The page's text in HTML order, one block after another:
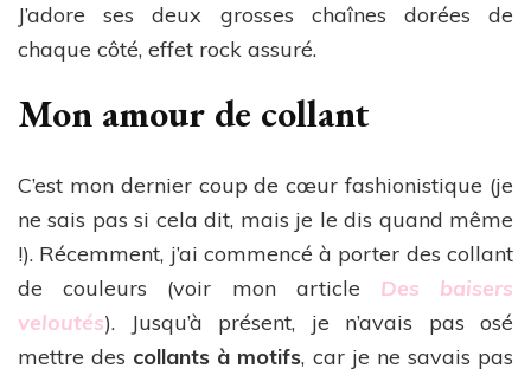
J’adore ses deux grosses chaînes dorées de
chaque côté, effet rock assuré.
Mon amour de collant
C’est mon dernier coup de cœur fashionistique (je
ne sais pas si cela dit, mais je le dis quand même
!). Récemment, j’ai commencé à porter des collant
de couleurs (voir mon article Des baisers
veloutés). Jusqu’à présent, je n’avais pas osé
mettre des collants à motifs, car je ne savais pas